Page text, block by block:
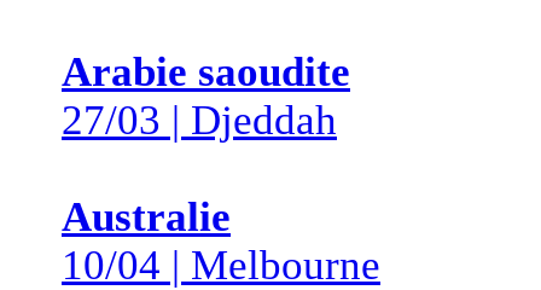
Arabie saoudite
27/03 | Djeddah
Australie
10/04 | Melbourne